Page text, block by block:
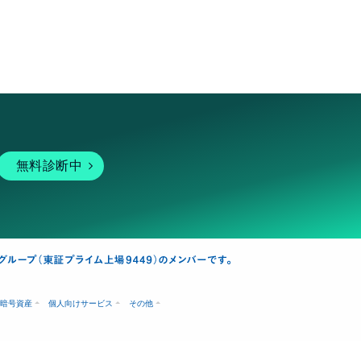
無料診断中
暗号資産 個人向けサービス その他